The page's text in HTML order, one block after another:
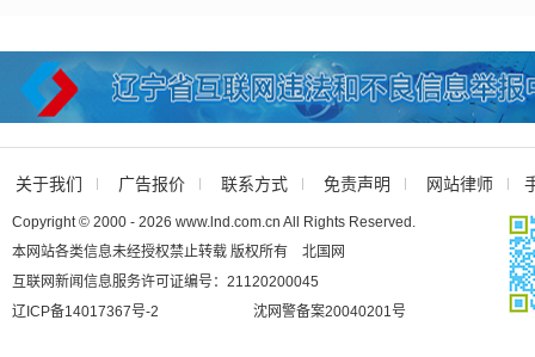
关于我们 广告报价 联系方式 免责声明 网站律师
Copyright © 2000 - 2026 www.lnd.com.cn All Rights Reserved.
本网站各类信息未经授权禁止转载 版权所有 北国网
互联网新闻信息服务许可证编号：21120200045
辽ICP备14017367号-2
沈网警备案20040201号